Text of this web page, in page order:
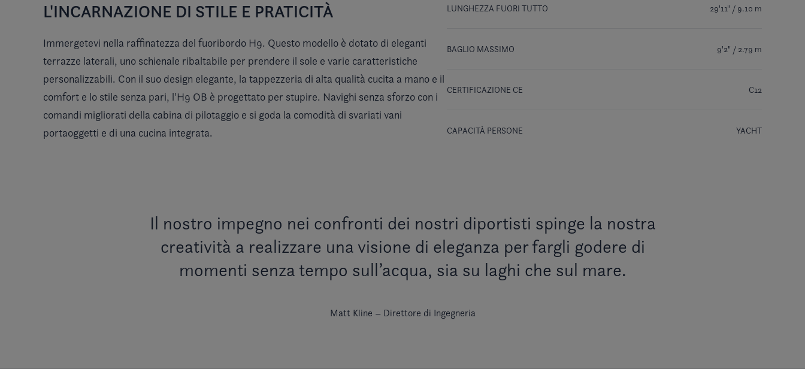
L'INCARNAZIONE DI STILE E PRATICITÀ
Immergetevi nella raffinatezza del fuoribordo H9. Questo modello è dotato di eleganti
terrazze laterali, uno schienale ribaltabile per prendere il sole e varie caratteristiche
personalizzabili. Con il suo design elegante, la tappezzeria di alta qualità cucita a mano e il
comfort e lo stile senza pari, l'H9 OB è progettato per stupire. Navighi senza sforzo con i
comandi migliorati della cabina di pilotaggio e si goda la comodità di svariati vani
portaoggetti e di una cucina integrata.
LUNGHEZZA FUORI TUTTO 29'11" / 9.10 m
BAGLIO MASSIMO 9'2" / 2.79 m
CERTIFICAZIONE CE C12
CAPACITÀ PERSONE YACHT
Il nostro impegno nei confronti dei nostri diportisti spinge la nostra
creatività a realizzare una visione di eleganza per fargli godere di
momenti senza tempo sull’acqua, sia su laghi che sul mare.
Matt Kline – Direttore di Ingegneria